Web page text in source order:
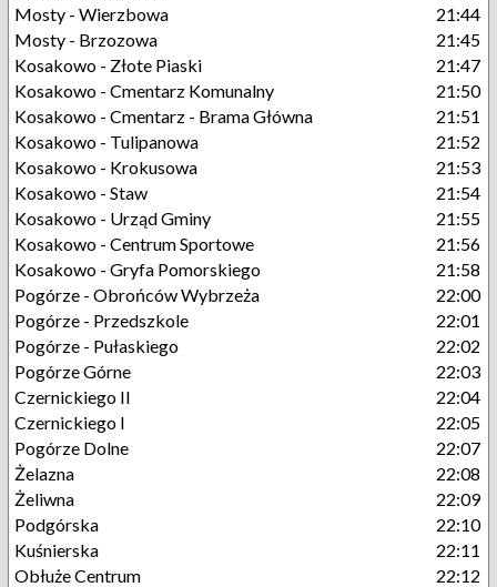
Mosty - Wierzbowa
21:44
Mosty - Brzozowa
21:45
Kosakowo - Złote Piaski
21:47
Kosakowo - Cmentarz Komunalny
21:50
Kosakowo - Cmentarz - Brama Główna
21:51
Kosakowo - Tulipanowa
21:52
Kosakowo - Krokusowa
21:53
Kosakowo - Staw
21:54
Kosakowo - Urząd Gminy
21:55
Kosakowo - Centrum Sportowe
21:56
Kosakowo - Gryfa Pomorskiego
21:58
Pogórze - Obrońców Wybrzeża
22:00
Pogórze - Przedszkole
22:01
Pogórze - Pułaskiego
22:02
Pogórze Górne
22:03
Czernickiego II
22:04
Czernickiego I
22:05
Pogórze Dolne
22:07
Żelazna
22:08
Żeliwna
22:09
Podgórska
22:10
Kuśnierska
22:11
Obłuże Centrum
22:12